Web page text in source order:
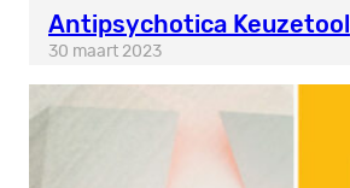
Antipsychotica Keuzetool
30 maart 2023